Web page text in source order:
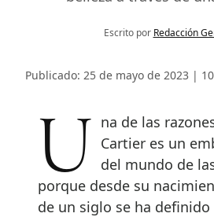
Escrito por Redacción
Publicado: 25 de mayo de 2023 |
Una de las razones por las que
Cartier es un
del mundo de
porque desde su
de un siglo se ha